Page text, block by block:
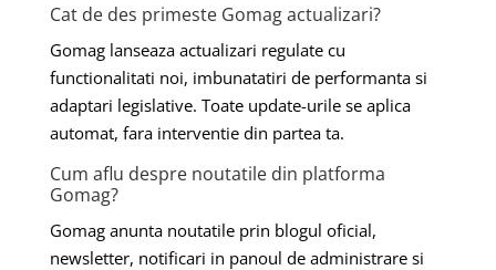
Cat de des primeste Gomag actualizari?
Gomag lanseaza actualizari regulate cu
functionalitati noi, imbunatatiri de performanta si
adaptari legislative. Toate update-urile se aplica
automat, fara interventie din partea ta.
Cum aflu despre noutatile din platforma
Gomag?
Gomag anunta noutatile prin blogul oficial,
newsletter, notificari in panoul de administrare si